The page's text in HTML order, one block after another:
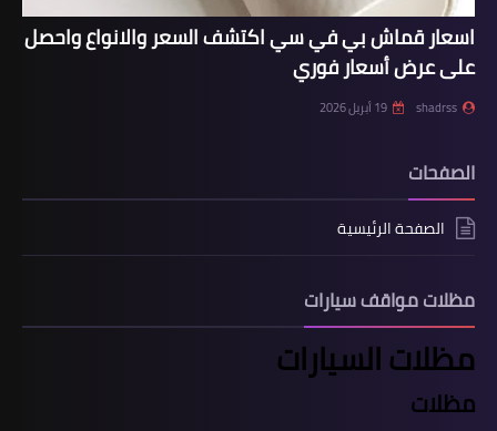
اسعار قماش بي في سي اكتشف السعر والانواع واحصل
على عرض أسعار فوري
shadrss 19 أبريل 2026
الصفحات
الصفحة الرئيسية
مظلات مواقف سيارات
مظلات السيارات
مظلات